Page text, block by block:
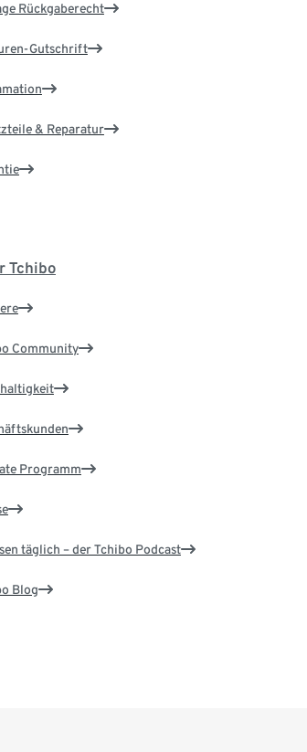
Rückgaberecht
Gutschrift
& Reparatur
Tchibo
Community
Programm
täglich – der Tchibo Podcast
Blog